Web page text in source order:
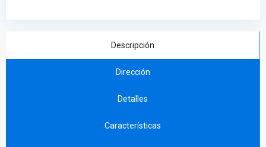
Descripción
Dirección
Detalles
Características